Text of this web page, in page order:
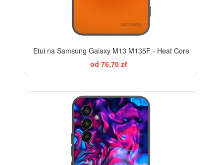
Etui na Samsung Galaxy M13 M135F - Heat Core
od 76,70 zł